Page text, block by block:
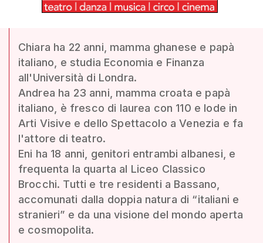
Chiara ha 22 anni, mamma ghanese e papà
italiano, e studia Economia e Finanza
all'Università di Londra.
Andrea ha 23 anni, mamma croata e papà
italiano, è fresco di laurea con 110 e lode in
Arti Visive e dello Spettacolo a Venezia e fa
l'attore di teatro.
Eni ha 18 anni, genitori entrambi albanesi, e
frequenta la quarta al Liceo Classico
Brocchi. Tutti e tre residenti a Bassano,
accomunati dalla doppia natura di “italiani e
stranieri” e da una visione del mondo aperta
e cosmopolita.